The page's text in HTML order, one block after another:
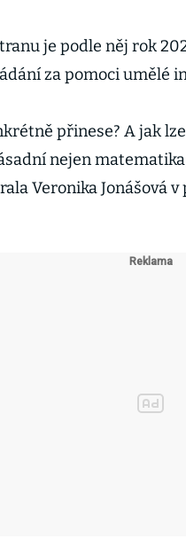
je podle něj rok
za pomoci umělé
přinese? A jak
nejen
Veronika Jonášová